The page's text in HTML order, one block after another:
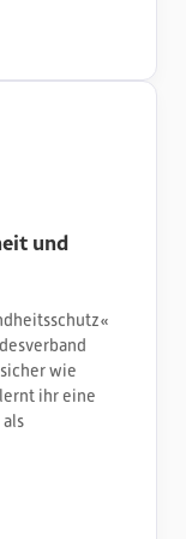
und
wie
ihr eine